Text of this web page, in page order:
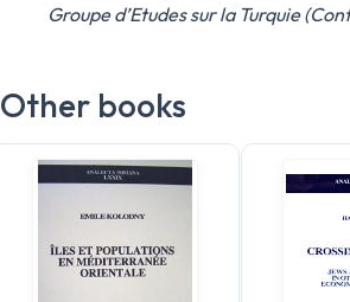
Groupe d’Etudes sur la Turquie
Other books